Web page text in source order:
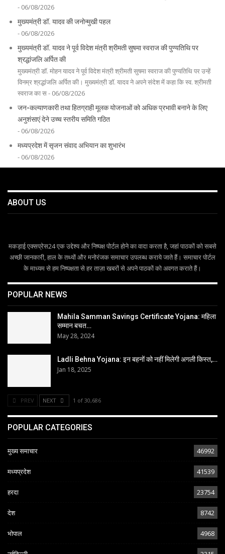
- 06/08/2026
मुख्यमंत्री डॉ. यादव की जनोन्मुखी पहल
- 06/08/2026
मुख्यमंत्री डॉ. यादव ने पूर्व विदेश मंत्री श्रीमती सुषमा स्वराज की पुण्यतिथि पर
श्रद्धांजलि अर्पित की
मुख्यमंत्री डॉ. मोहन यादव ने पूर्व विदेश मंत्री श्रीमती सुषमा स्वराज की पुण्यतिथि पर उन्हें
विनम्र श्रद्धांजलि अर्पित की। मुख्यमंत्री डॉ. यादव ने अपने संदेश में कहा कि स्व. श्रीमती
स्वराज का स - 06/08/2026
जन-कल्याणकारी तथा हितग्राही मूलक योजनाओं को अधिक प्रभावी बनाने के लिए
अनुशंसाएं देने उच्च स्तरीय समिति गठित
- 06/08/2026
मध्यप्रदेश में सृजन संवाद अभियान का शुभारंभ
- 06/08/2026
ABOUT US
मकड़ाई एक्सप्रेस24 एक उद्देश्य और निष्पक्ष पोर्टल होने का वादा करता है, जहां पाठकों को सबसे
अच्छी जानकारी, हाल के तथ्यों और मनोरंजक समाचार उपलब्ध कराये जाते हैं। समाचार पोर्टल
के माध्यम से हम निष्पक्षता से हर ताज़ा खबरों से अपने पाठकों को अवगत कराते हैं।
POPULAR NEWS
Mahila Samman Savings Certificate Yojana: महिला
सम्मान बचत…
May 28, 2024
Ladli Behna Yojana: इन बहनों को नहीं मिलेगी अगली किस्त,…
Jan 18, 2025
PREV NEXT 1 of 30,686
POPULAR CATEGORIES
मुख्य समाचार 46992
मध्यप्रदेश 41539
हरदा 23754
देश 8742
भोपाल 4968